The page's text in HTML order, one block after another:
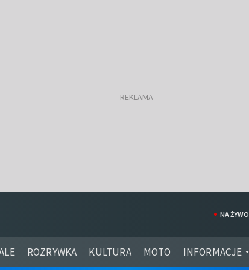
ROZRYWKA KULTURA MOTO INFORMACJE
NA ŻYWO